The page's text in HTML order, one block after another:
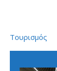
Τουρισμός